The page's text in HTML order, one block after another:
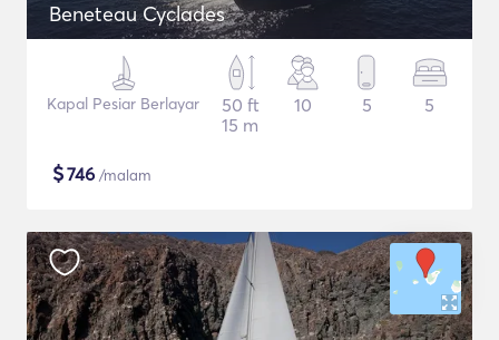
Beneteau Cyclades
Kapal Pesiar Berlayar
50 ft
15 m
10 5 5
$746 /malam